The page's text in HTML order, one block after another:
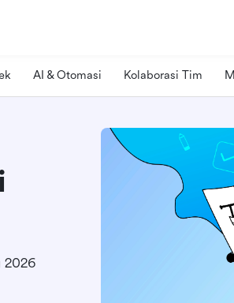
AI & Otomasi Kolaborasi Tim
2026